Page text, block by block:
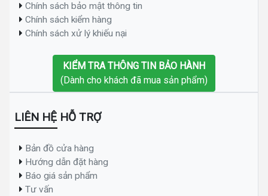
Chính sách bảo mật thông tin
Chính sách kiểm hàng
Chính sách xử lý khiếu nại
KIỂM TRA THÔNG TIN BẢO HÀNH
(Dành cho khách đã mua sản phẩm)
LIÊN HỆ HỖ TRỢ
Bản đồ cửa hàng
Hướng dẫn đặt hàng
Báo giá sản phẩm
Tư vấn